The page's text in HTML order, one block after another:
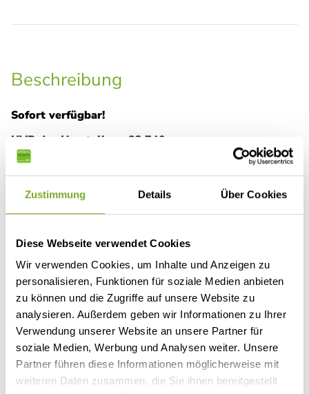
Zustimmung Details Über Cookies
Diese Webseite verwendet Cookies
Wir verwenden Cookies, um Inhalte und Anzeigen zu
personalisieren, Funktionen für soziale Medien anbieten
zu können und die Zugriffe auf unsere Website zu
analysieren. Außerdem geben wir Informationen zu Ihrer
Verwendung unserer Website an unsere Partner für
soziale Medien, Werbung und Analysen weiter. Unsere
Partner führen diese Informationen möglicherweise mit
weiteren Daten zusammen, die Sie ihnen bereitgestellt
Beschreibung
Sofort verfügbar!
UVP des Herstellers: 83.740,-
Wir bieten Ihnen einenneuen Panama Peak P10 +auf
derneuen Ford Tourneo Custom Generationmit
Aufstelldach, 5 Sitzplätzenund bis zu4
ein Van, der zum Reisen einlädt, aber ebenso den
Anforderungen eines geschäftigen Lebens voll und ganz
gerecht wird. Für die kleinen Momente im Alltag und die
großen Momente im Leben. Der Van hat folgende TOP-
Ausstattung:
Allrad-Antrieb mit 170 PS und Automatikgetriebe
Lackierung: Magnetic Grey